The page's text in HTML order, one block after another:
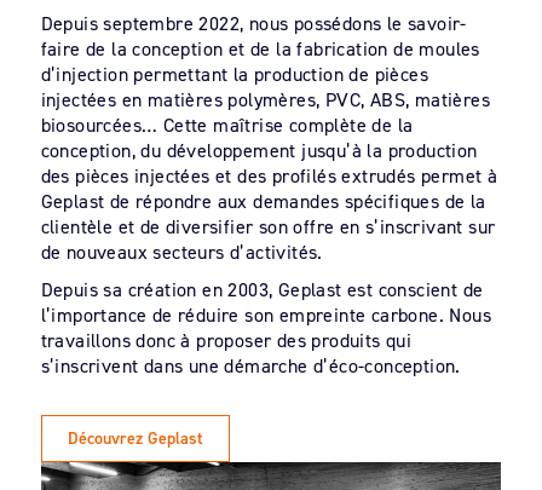
Depuis septembre 2022, nous possédons le savoir-
faire de la conception et de la fabrication de moules
d’injection permettant la production de pièces
injectées en matières polymères, PVC, ABS, matières
biosourcées… Cette maîtrise complète de la
conception, du développement jusqu’à la production
des pièces injectées et des profilés extrudés permet à
Geplast de répondre aux demandes spécifiques de la
clientèle et de diversifier son offre en s’inscrivant sur
de nouveaux secteurs d’activités.
Depuis sa création en 2003, Geplast est conscient de
l’importance de réduire son empreinte carbone. Nous
travaillons donc à proposer des produits qui
s’inscrivent dans une démarche d’éco-conception.
Découvrez Geplast